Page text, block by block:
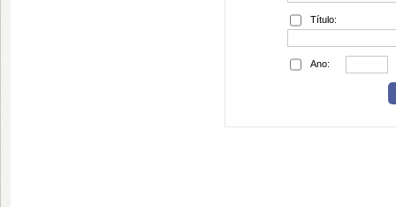
Título:
Ano: